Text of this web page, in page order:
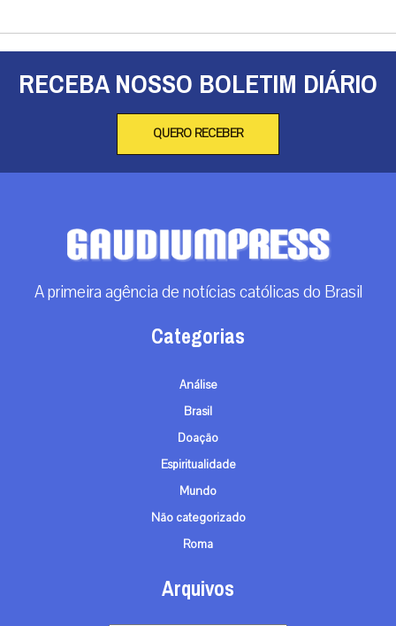
RECEBA NOSSO BOLETIM DIÁRIO
QUERO RECEBER
A primeira agência de notícias católicas do Brasil
Categorias
Análise
Brasil
Doação
Espiritualidade
Mundo
Não categorizado
Roma
Arquivos